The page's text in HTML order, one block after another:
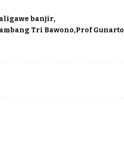
banjir
Tri Bawono Prof Gunarto